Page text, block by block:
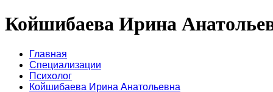
Койшибаева Ирина
Главная
Специализации
Психолог
Койшибаева Ирина Анатольевна